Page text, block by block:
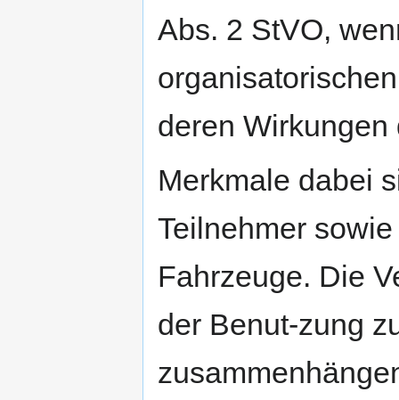
Abs. 2 StVO,
deren
Merkmale dabei
Teilnehmer
Fahrzeuge. Die
der Benut-zung